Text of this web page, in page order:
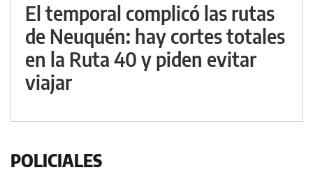
El temporal complicó las rutas
de Neuquén: hay cortes totales
en la Ruta 40 y piden evitar
viajar
POLICIALES